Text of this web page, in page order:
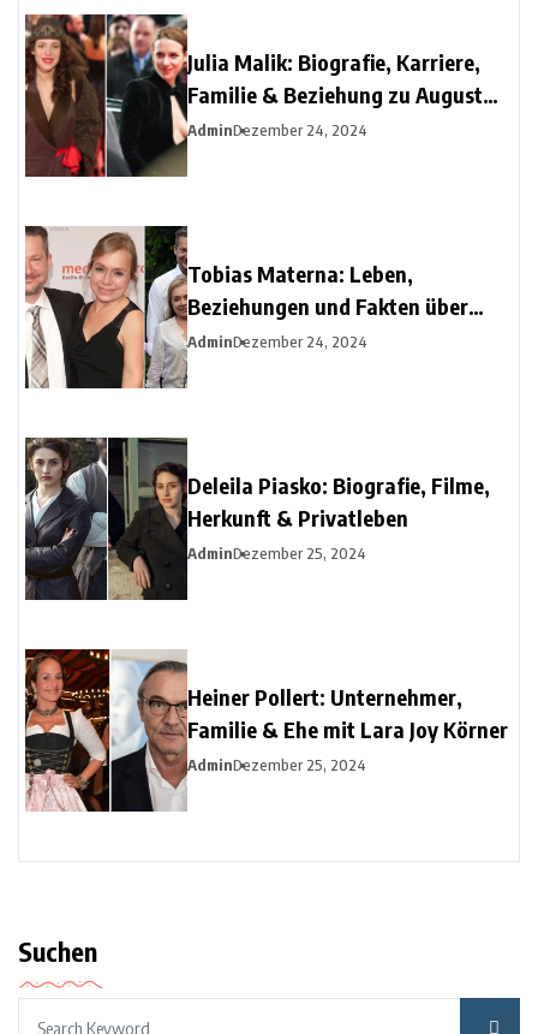
Julia Malik: Biografie, Karriere,
Familie & Beziehung zu August
Diehl
AdminDezember 24, 2024
Tobias Materna: Leben,
Beziehungen und Fakten über
Christine Urspruchs Ex-Ehemann
AdminDezember 24, 2024
Deleila Piasko: Biografie, Filme,
Herkunft & Privatleben
AdminDezember 25, 2024
Heiner Pollert: Unternehmer,
Familie & Ehe mit Lara Joy Körner
AdminDezember 25, 2024
Suchen